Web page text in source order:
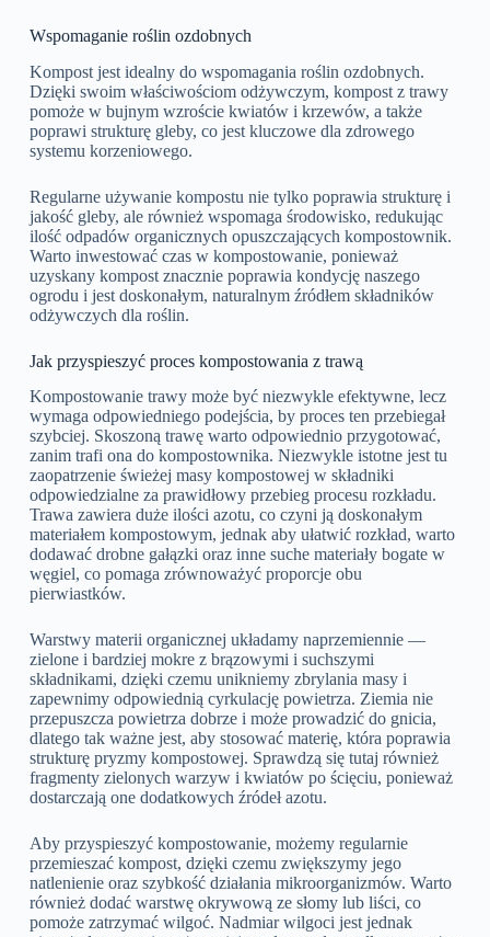
Wspomaganie roślin ozdobnych
Kompost jest idealny do wspomagania roślin ozdobnych.
Dzięki swoim właściwościom odżywczym, kompost z trawy
pomoże w bujnym wzroście kwiatów i krzewów, a także
poprawi strukturę gleby, co jest kluczowe dla zdrowego
systemu korzeniowego.
Regularne używanie kompostu nie tylko poprawia strukturę i
jakość gleby, ale również wspomaga środowisko, redukując
ilość odpadów organicznych opuszczających kompostownik.
Warto inwestować czas w kompostowanie, ponieważ
uzyskany kompost znacznie poprawia kondycję naszego
ogrodu i jest doskonałym, naturalnym źródłem składników
odżywczych dla roślin.
Jak przyspieszyć proces kompostowania z trawą
Kompostowanie trawy może być niezwykle efektywne, lecz
wymaga odpowiedniego podejścia, by proces ten przebiegał
szybciej. Skoszoną trawę warto odpowiednio przygotować,
zanim trafi ona do kompostownika. Niezwykle istotne jest tu
zaopatrzenie świeżej masy kompostowej w składniki
odpowiedzialne za prawidłowy przebieg procesu rozkładu.
Trawa zawiera duże ilości azotu, co czyni ją doskonałym
materiałem kompostowym, jednak aby ułatwić rozkład, warto
dodawać drobne gałązki oraz inne suche materiały bogate w
węgiel, co pomaga zrównoważyć proporcje obu
pierwiastków.
Warstwy materii organicznej układamy naprzemiennie —
zielone i bardziej mokre z brązowymi i suchszymi
składnikami, dzięki czemu unikniemy zbrylania masy i
zapewnimy odpowiednią cyrkulację powietrza. Ziemia nie
przepuszcza powietrza dobrze i może prowadzić do gnicia,
dlatego tak ważne jest, aby stosować materię, która poprawia
strukturę pryzmy kompostowej. Sprawdzą się tutaj również
fragmenty zielonych warzyw i kwiatów po ścięciu, ponieważ
dostarczają one dodatkowych źródeł azotu.
Aby przyspieszyć kompostowanie, możemy regularnie
przemieszać kompost, dzięki czemu zwiększymy jego
natlenienie oraz szybkość działania mikroorganizmów. Warto
również dodać warstwę okrywową ze słomy lub liści, co
pomoże zatrzymać wilgoć. Nadmiar wilgoci jest jednak